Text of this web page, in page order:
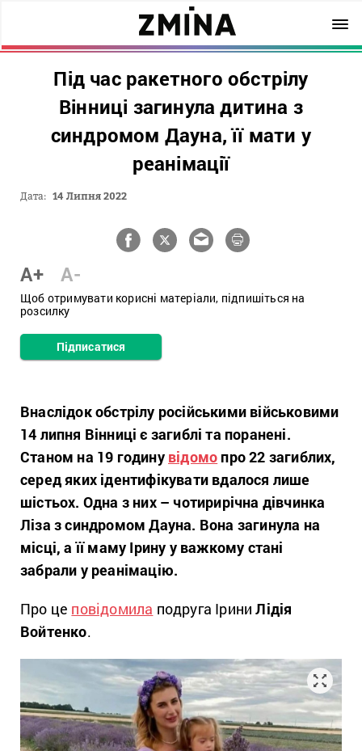
Під час ракетного обстрілу
Вінниці загинула дитина з
синдромом Дауна, її мати у
реанімації
Дата: 14 Липня 2022
A+ A-
Щоб отримувати корисні матеріали, підпишіться на
розсилку
Підписатися
Внаслідок обстрілу російськими військовими
14 липня Вінниці є загиблі та поранені.
Станом на 19 годину відомо про 22 загиблих,
серед яких ідентифікувати вдалося лише
шістьох. Одна з них – чотирирічна дівчинка
Ліза з синдромом Дауна. Вона загинула на
місці, а її маму Ірину у важкому стані
забрали у реанімацію.
Про це повідомила подруга ІриниЛідія
Войтенко.